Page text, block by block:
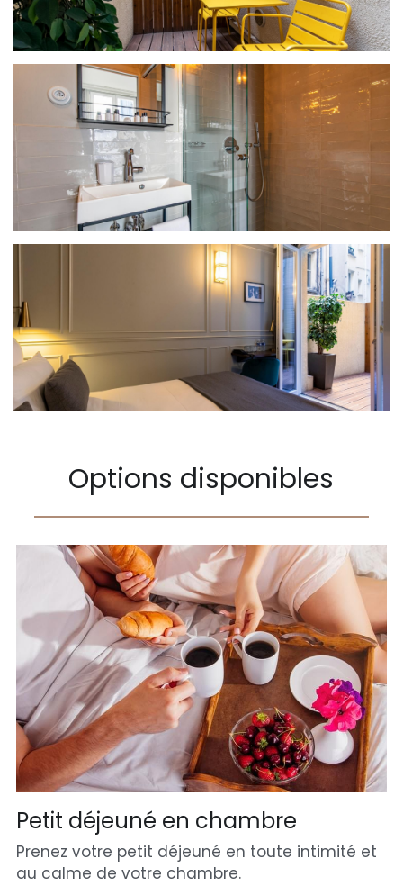
Options disponibles
Petit déjeuné en chambre
Prenez votre petit déjeuné en toute intimité et
au calme de votre chambre.